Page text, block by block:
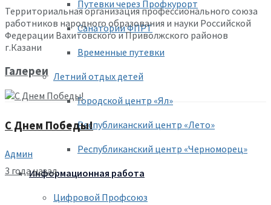
Путевки через Профкурорт
Санатории ФПРТ
Временные путевки
Летний отдых детей
Городской центр «Ял»
Республиканский центр «Лето»
Республиканский центр «Черноморец»
Информационная работа
Цифровой Профсоюз
Территориальная организация профессионального союза
работников народного образования и науки Российской
Федерации Вахитовского и Приволжского районов
г.Казани
Галереи
С Днем Победы!
Админ
3 года назад